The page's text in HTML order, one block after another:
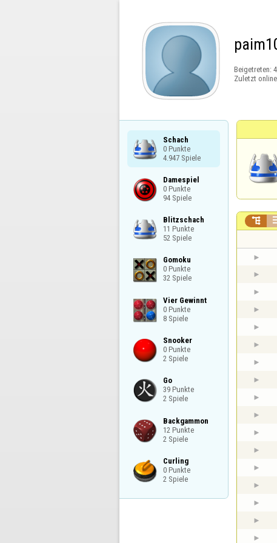
Beigetreten:
Zuletzt
Schach
0 Punkte
4.947 Spiele
Damespiel
0 Punkte
94 Spiele
Blitzschach
11 Punkte
52 Spiele
Gomoku
0 Punkte
32 Spiele
Vier Gewinnt
0 Punkte
8 Spiele
Snooker
0 Punkte
2 Spiele
Go
39 Punkte
2 Spiele
Backgammon
12 Punkte
2 Spiele
Curling
0 Punkte
2 Spiele
